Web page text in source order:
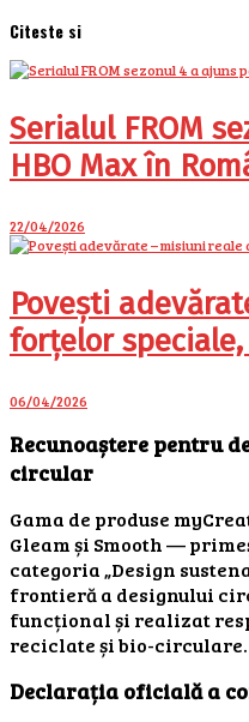
Citeste si
Serialul FROM
HBO Max în
22/04/2026
Povești
forțelor
06/04/2026
Recunoaștere pentru
circular
Gama de produse
Gleam și Smooth —
categoria „Design
frontieră a designului
funcțional și realizat
reciclate și bio-circulare.
Declarația oficială a